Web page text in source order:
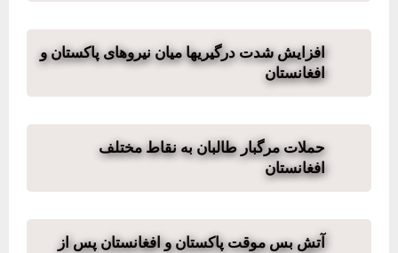
افزایش شدت درگیریها میان نیروهای پاکستان و
افغانستان
حملات مرگبار طالبان به نقاط مختلف
افغانستان
آتش بس موقت پاکستان و افغانستان پس از